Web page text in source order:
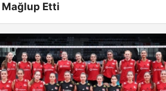
Mağlup Etti